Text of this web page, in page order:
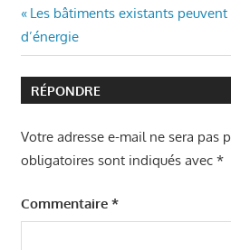
Navigation
de
l’article
Article
précédent
:
Les bâtiments existants
d’énergie
RÉPONDRE
Votre adresse e-mail ne sera pas
obligatoires sont indiqués avec *
Commentaire *